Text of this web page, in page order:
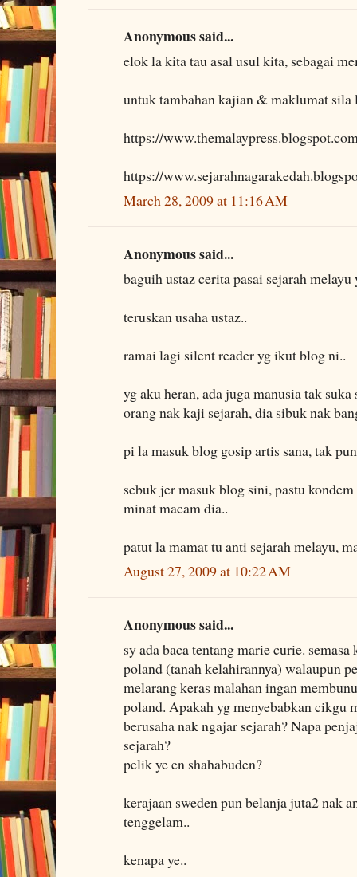
Anonymous said...
elok la kita tau asal usul kita, sebagai
untuk tambahan kajian & maklumat sila
https://
https://
March 28, 2009 at 11:16 AM
Anonymous said...
baguih ustaz cerita pasai sejarah
teruskan usaha ustaz..
ramai lagi silent reader yg ikut blog ni..
yg aku heran, ada juga manusia tak
orang nak kaji sejarah, dia sibuk nak
pi la masuk blog gosip artis sana, tak
sebuk jer masuk blog sini, pastu
minat macam dia..
patut la mamat tu anti sejarah melayu,
August 27, 2009 at 10:22 AM
Anonymous said...
sy ada baca tentang marie curie.
poland (tanah kelahirannya) walaupun
melarang keras malahan ingan
poland. Apakah yg menyebabkan cikgu
berusaha nak ngajar sejarah? Napa
sejarah?
pelik ye en shahabuden?
kerajaan sweden pun belanja juta2 nak
tenggelam..
kenapa ye..